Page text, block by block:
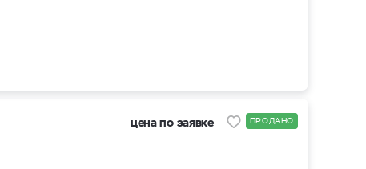
цена по заявке ПРОДАНО